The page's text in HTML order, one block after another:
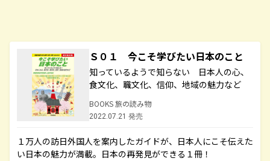
Ｓ０１ 今こそ学びたい日本のこと
知っているようで知らない 日本人の心、
食文化、職文化、信仰、地域の魅力など
BOOKS 旅の読み物
2022.07.21 発売
１万人の訪日外国人を案内したガイドが、日本人にこそ伝えた
い日本の魅力が満載。日本の再発見ができる１冊！